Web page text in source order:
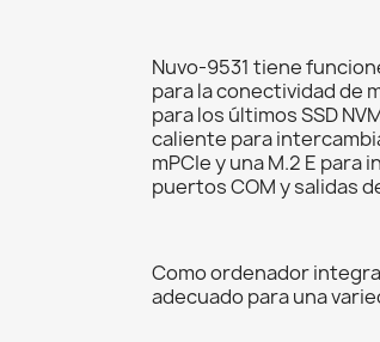
Nuvo-9531 tiene
para la conectividad de
para los últimos SSD
caliente para
mPCIe y una M.2 E
puertos COM y salidas
Como ordenador
adecuado para una